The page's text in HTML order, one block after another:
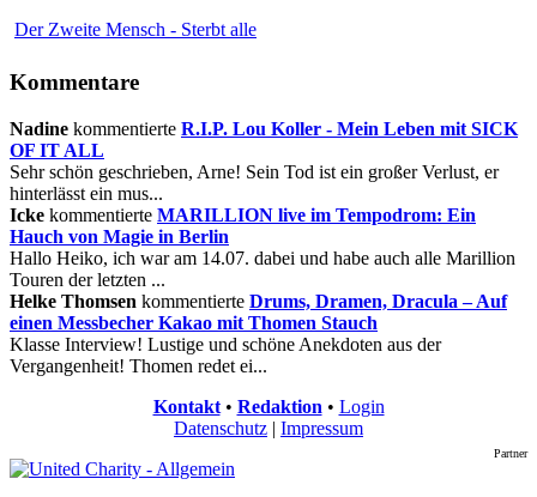
Der Zweite Mensch - Sterbt alle
Kommentare
Nadine kommentierte R.I.P. Lou Koller - Mein Leben mit SICK
OF IT ALL
Sehr schön geschrieben, Arne! Sein Tod ist ein großer Verlust, er
hinterlässt ein mus...
Icke kommentierte MARILLION live im Tempodrom: Ein
Hauch von Magie in Berlin
Hallo Heiko, ich war am 14.07. dabei und habe auch alle Marillion
Touren der letzten ...
Helke Thomsen kommentierte Drums, Dramen, Dracula – Auf
einen Messbecher Kakao mit Thomen Stauch
Klasse Interview! Lustige und schöne Anekdoten aus der
Vergangenheit! Thomen redet ei...
Kontakt• Redaktion • Login
Datenschutz | Impressum
Partner